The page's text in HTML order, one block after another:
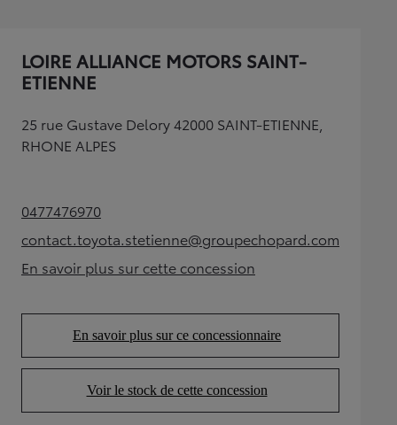
LOIRE ALLIANCE MOTORS SAINT-
ETIENNE
25 rue Gustave Delory 42000 SAINT-ETIENNE,
RHONE ALPES
0477476970(Opens in new tab)
contact.toyota.stetienne@groupechopard.com
(Opens in new tab)
En savoir plus sur cette concession
(Opens in new tab)
En savoir plus sur ce concessionnaire
(Opens in new tab)
Voir le stock de cette concession
(Opens in new tab)